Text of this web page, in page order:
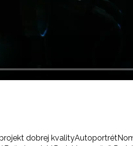
dobrej kvalityAutoportrét